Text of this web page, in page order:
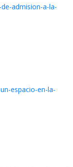
admision-a-la-
espacio-en-la-